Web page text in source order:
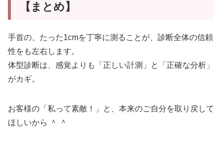
【まとめ】
手首の、たった1cmを丁寧に測ることが、診断全体の信頼
性をも左右します。
体型診断は、感覚よりも「正しい計測」と「正確な分析」
がカギ。
お客様の「私って素敵！」と、本来のご自分を取り戻して
ほしいから ＾ ＾